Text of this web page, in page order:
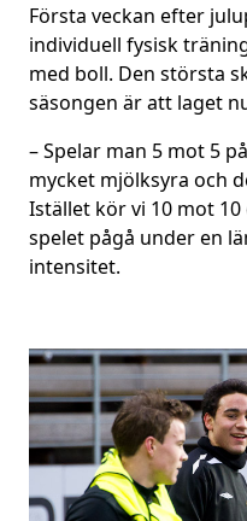
Första veckan efter
individuell fysisk
med boll. Den största
säsongen är att laget
– Spelar man 5 mot 5
mycket mjölksyra och
Istället kör vi 10 mot
spelet pågå under en
intensitet.